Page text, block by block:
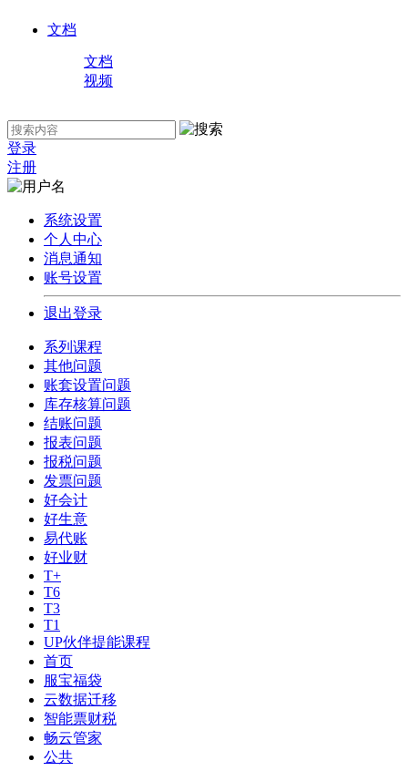
文档
文档
视频
登录
注册
系统设置
个人中心
消息通知
账号设置
退出登录
系列课程
其他问题
账套设置问题
库存核算问题
结账问题
报表问题
报税问题
发票问题
好会计
好生意
易代账
好业财
T+
T6
T3
T1
UP伙伴提能课程
首页
服宝福袋
云数据迁移
智能票财税
畅云管家
公共